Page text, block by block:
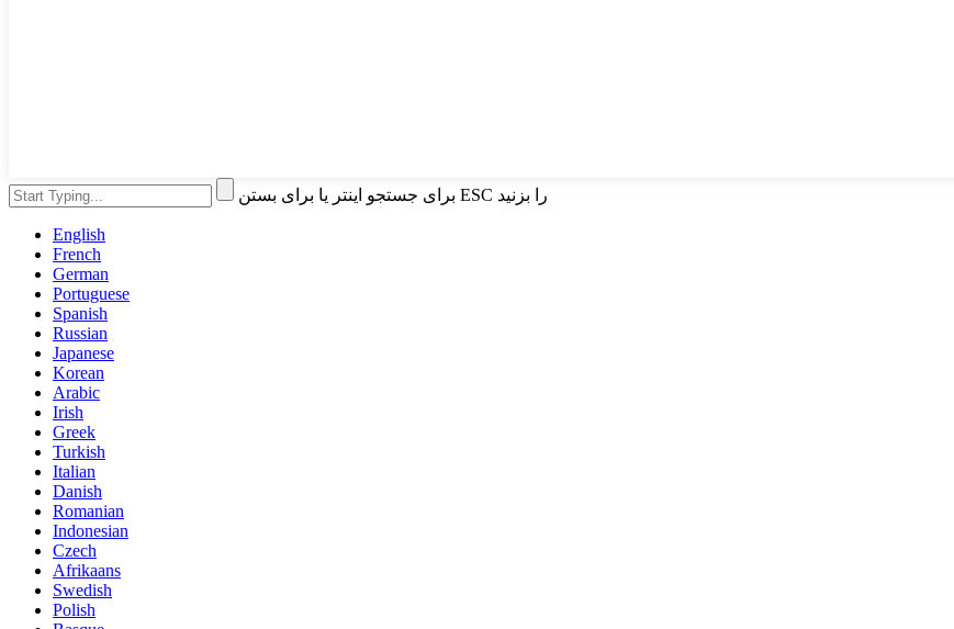
برای جستجو اینتر یا برای بستن ESC را بزنید
English
French
German
Portuguese
Spanish
Russian
Japanese
Korean
Arabic
Irish
Greek
Turkish
Italian
Danish
Romanian
Indonesian
Czech
Afrikaans
Swedish
Polish